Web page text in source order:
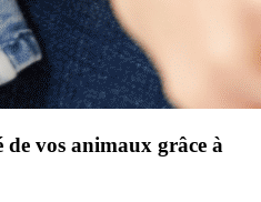
de vos animaux grâce à